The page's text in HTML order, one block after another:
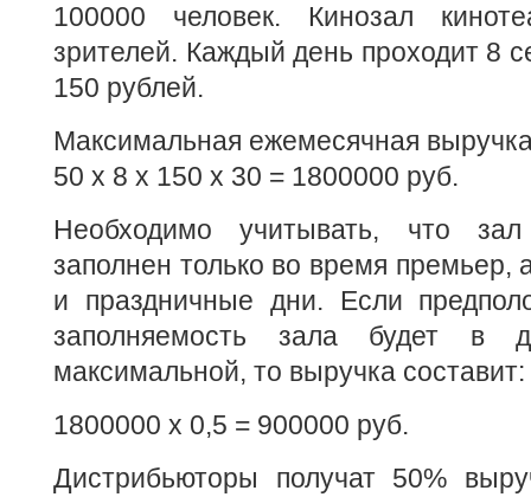
100000 человек. Кинозал
зрителей. Каждый день проходит 8
150 рублей.
Максимальная ежемесячная
50 x 8 x 150 x 30 = 1800000 руб.
Необходимо учитывать, что
заполнен только во время премьер,
и праздничные дни. Если
заполняемость зала будет в
максимальной, то выручка составит:
1800000 х 0,5 = 900000 руб.
Дистрибьюторы получат 50%